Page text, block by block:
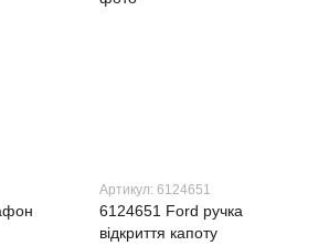
Артикул: 6124651
6124651 Ford ручка
відкриття капоту